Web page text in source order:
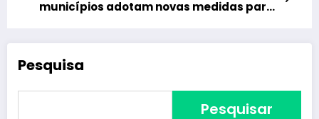
municípios adotam novas medidas para
Pesquisa
Pesquisar